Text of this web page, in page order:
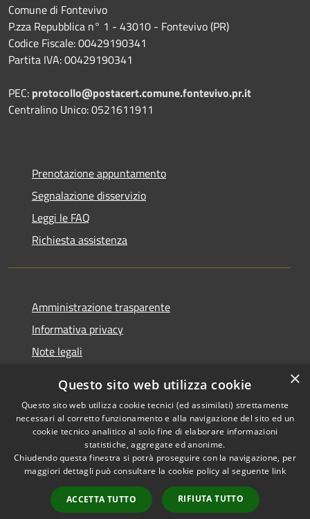
Comune di Fontevivo
P.zza Repubblica n° 1 - 43010 - Fontevivo (PR)
Codice Fiscale: 00429190341
Partita IVA: 00429190341
PEC: protocollo@postacert.comune.fontevivo.pr.it
Centralino Unico: 0521611911
Prenotazione appuntamento
Segnalazione disservizio
Leggi le FAQ
Richiesta assistenza
Amministrazione trasparente
Informativa privacy
Note legali
Accessibilità
Privacy
Mappa del sito
Copyright © 2026 • Comune di
Fontevivo • Powered by
Municipium•Accesso
redazione
×
Questo sito web utilizza cookie
Questo sito web utilizza cookie tecnici (ed assimilati) strettamente
necessari al corretto funzionamento e alla navigazione del sito ed un
cookie tecnico analitico al solo fine di elaborare informazioni
statistiche, aggregate ed anonime.
Chiudendo questa finestra si potrà proseguire con la navigazione, per
maggiori dettagli può consultare la cookie policy al seguente link
ACCETTA TUTTO RIFIUTA TUTTO